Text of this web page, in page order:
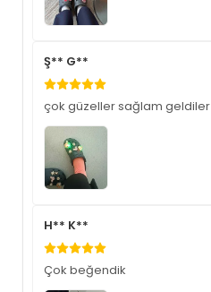
Ş** G**
çok güzeller sağlam geldiler
H** K**
Çok beğendik